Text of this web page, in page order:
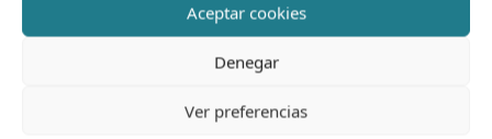
Aceptar cookies
Denegar
Ver preferencias
mantienen webs
Oxygen multilingües.